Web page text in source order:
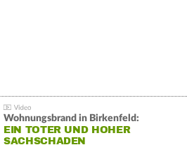
Wohnungsbrand in Birkenfeld:
EIN TOTER UND HOHER
SACHSCHADEN